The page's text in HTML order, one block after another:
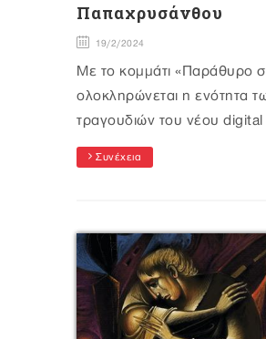
Παπαχρυσάνθου
19/2/2024
Με το κομμάτι «Παράθυρο
ολοκληρώνεται η ενότητα
τραγουδιών του νέου digital
Συνέχεια